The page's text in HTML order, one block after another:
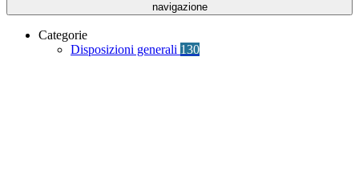
navigazione
Categorie
Disposizioni generali 130